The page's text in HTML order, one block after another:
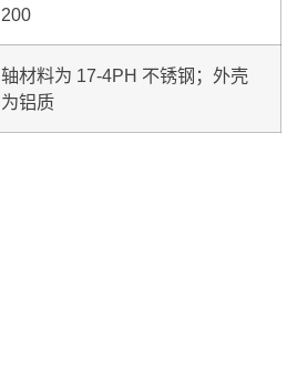
200
轴材料为 17-4PH 不锈钢；外壳
为铝质